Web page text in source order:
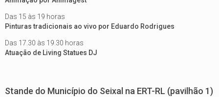
Das 15 às 19 horas
Pinturas tradicionais ao vivo por Eduardo Rodrigues
Das 17.30 às 19.30 horas
Atuação de Living Statues DJ
Stande do Município do Seixal na ERT-RL (pavilhão 1)